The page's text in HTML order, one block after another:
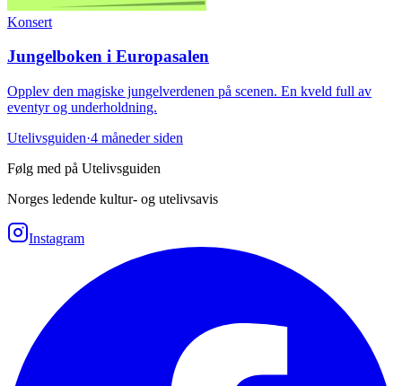
Konsert
Jungelboken i Europasalen
Opplev den magiske jungelverdenen på scenen. En kveld full av
eventyr og underholdning.
Utelivsguiden·4 måneder siden
Følg med på Utelivsguiden
Norges ledende kultur- og utelivsavis
Instagram